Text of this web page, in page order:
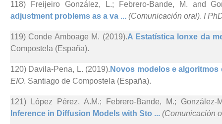
118) Freijeiro González, L.; Febrero-Bande, M. and
adjustment problems as a va ... (Comunicación oral). I
119) Conde Amboage M. (2019).A Estatística lonxe da
Compostela (España).
120) Davila-Pena, L. (2019). Novos modelos e
EIO. Santiago de Compostela (España).
121) López Pérez, A.M.; Febrero-Bande, M.;
Inference in Diffusion Models with Sto ... (Comunicación